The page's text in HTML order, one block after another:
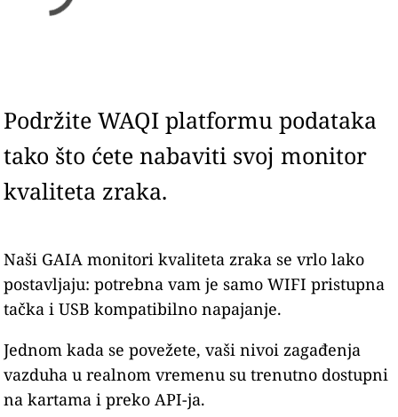
Podržite WAQI platformu podataka
tako što ćete nabaviti svoj monitor
kvaliteta zraka.
Naši GAIA monitori kvaliteta zraka se vrlo lako
postavljaju: potrebna vam je samo WIFI pristupna
tačka i USB kompatibilno napajanje.
Jednom kada se povežete, vaši nivoi zagađenja
vazduha u realnom vremenu su trenutno dostupni
na kartama i preko API-ja.